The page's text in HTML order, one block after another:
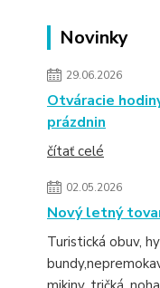
Novinky
29.06.2026
Otváracie
prázdnin
čítať celé
02.05.2026
Nový letný
Turistická obuv,